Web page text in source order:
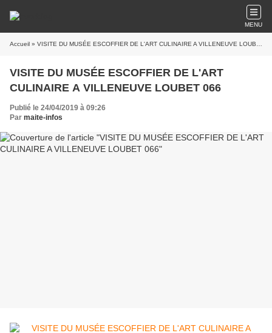
MENU
Accueil » VISITE DU MUSÉE ESCOFFIER DE L'ART CULINAIRE A VILLENEUVE LOUBET 066
VISITE DU MUSÉE ESCOFFIER DE L'ART
CULINAIRE A VILLENEUVE LOUBET 066
Publié le 24/04/2019 à 09:26
Par maite-infos